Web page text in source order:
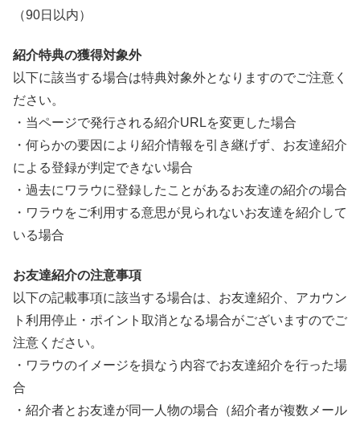
（90日以内）
紹介特典の獲得対象外
以下に該当する場合は特典対象外となりますのでご注意く
ださい。
・当ページで発行される紹介URLを変更した場合
・何らかの要因により紹介情報を引き継げず、お友達紹介
による登録が判定できない場合
・過去にワラウに登録したことがあるお友達の紹介の場合
・ワラウをご利用する意思が見られないお友達を紹介して
いる場合
お友達紹介の注意事項
以下の記載事項に該当する場合は、お友達紹介、アカウン
ト利用停止・ポイント取消となる場合がございますのでご
注意ください。
・ワラウのイメージを損なう内容でお友達紹介を行った場
合
・紹介者とお友達が同一人物の場合（紹介者が複数メール